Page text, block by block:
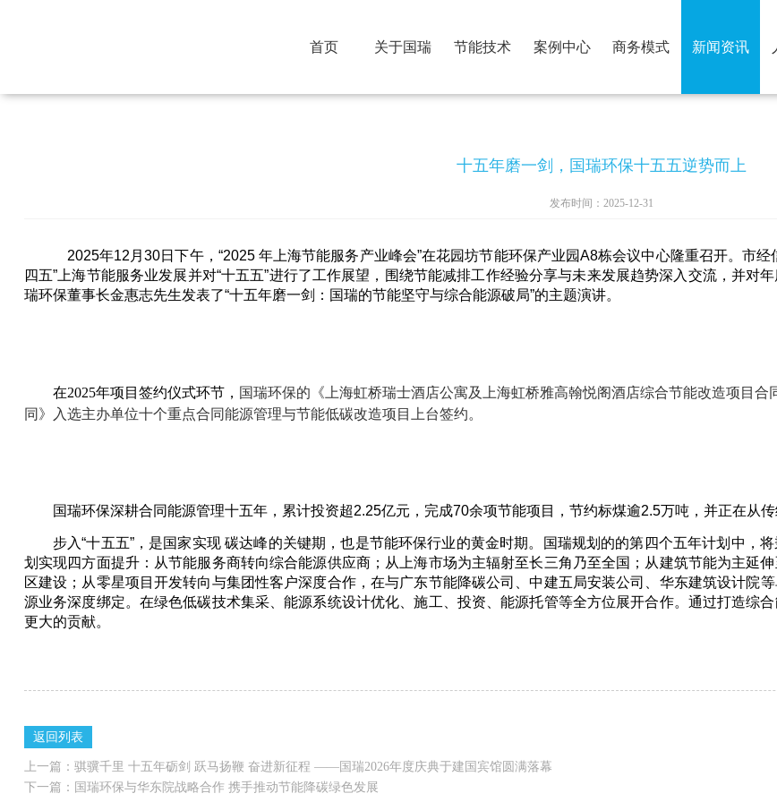
首页 关于国瑞 节能技术 案例中心 商务模式 新闻资讯
十五年磨一剑，国瑞环保十五五逆势而上
发布时间：2025-12-31
2025年12月30日下午，“2025 年上海节能服务产业峰会”在花园坊节能环保产业园A8栋会议中心隆重召开。市
四五”上海节能服务业发展并对“十五五”进行了工作展望，围绕节能减排工作经验分享与未来发展趋势深入交流，并对
瑞环保董事长金惠志先生发表了“十五年磨一剑：国瑞的节能坚守与综合能源破局”的主题演讲。
在2025年项目签约仪式环节， 国瑞环保的《上海虹桥瑞士酒店公寓及上海虹桥雅高翰悦阁酒店综合节能改造项目
同》入选主办单位十个重点合同能源管理与节能低碳改造项目上台签约。
国瑞环保深耕合同能源管理十五年，累计投资超2.25亿元，完成70余项节能项目，节约标煤逾2.5万吨，并正在从
步入“十五五”，是国家实现 碳达峰的关键期，也是节能环保行业的黄金时期。国瑞规划的的第四个五年计划中，
划实现四方面提升：从节能服务商转向综合能源供应商；从上海市场为主辐射至长三角乃至全国；从建筑节能为主延
区建设；从零星项目开发转向与集团性客户深度合作， 在与广东节能降碳公司、中建五局安装公司、华东建筑设计院
源业务深度绑定。在绿色低碳技术集采、能源系统设计优化、施工、投资、能源托管等全方位展开合作。 通过打造综
更大的贡献。
返回列表
上一篇： 骐骥千里 十五年砺剑 跃马扬鞭 奋进新征程 ——国瑞2026年度庆典于建国宾馆圆满落幕
下一篇： 国瑞环保与华东院战略合作 携手推动节能降碳绿色发展